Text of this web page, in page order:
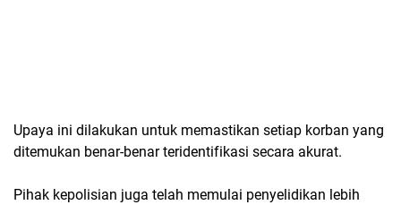
Upaya ini dilakukan untuk memastikan setiap korban yang
ditemukan benar-benar teridentifikasi secara akurat.
Pihak kepolisian juga telah memulai penyelidikan lebih